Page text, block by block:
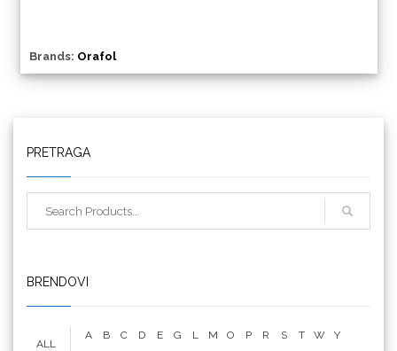
Brands: Orafol
PRETRAGA
BRENDOVI
ALL
A B C D E G L M O P R S T W Y